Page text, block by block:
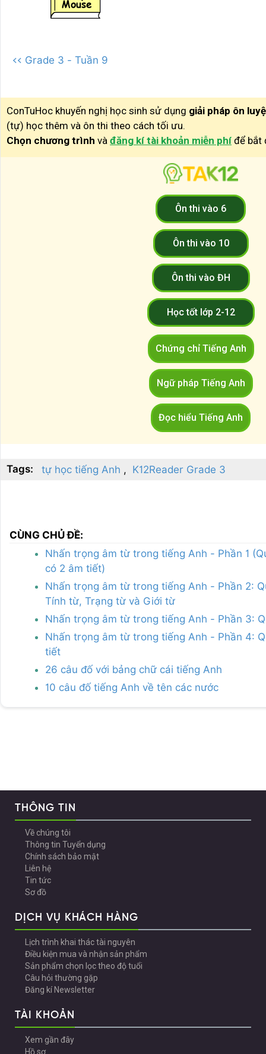
<< Grade 3 - Tuần 9
ConTuHoc khuyến nghị học sinh sử dụng giải pháp ôn
(tự) học thêm và ôn thi theo cách tối ưu.
Chọn chương trình và đăng kí tài khoản miễn phí để bắt
Ôn thi vào 6
Ôn thi vào 10
Ôn thi vào ĐH
Học tốt lớp 2-12
Chứng chỉ Tiếng Anh
Ngữ pháp Tiếng Anh
Đọc hiểu Tiếng Anh
Tags: tự học tiếng Anh K12Reader Grade 3
CÙNG CHỦ ĐỀ:
Nhấn trọng âm từ trong tiếng Anh - Phần 1
có 2 âm tiết)
Nhấn trọng âm từ trong tiếng Anh - Phần 2:
Tính từ, Trạng từ và Giới từ
Nhấn trọng âm từ trong tiếng Anh - Phần 3:
Nhấn trọng âm từ trong tiếng Anh - Phần 4:
tiết
26 câu đố với bảng chữ cái tiếng Anh
10 câu đố tiếng Anh về tên các nước
THÔNG TIN
Về chúng tôi
Thông tin Tuyển dụng
Chính sách bảo mật
Liên hệ
Tin tức
Sơ đồ
DỊCH VỤ KHÁCH HÀNG
Lịch trình khai thác tài nguyên
Điều kiện mua và nhận sản phẩm
Sản phẩm chọn lọc theo độ tuổi
Câu hỏi thường gặp
Đăng kí Newsletter
TÀI KHOẢN
Xem gần đây
Hồ sơ